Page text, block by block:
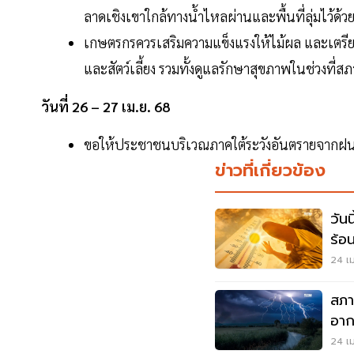
ลาดเชิงเขาใกล้ทางน้ำไหลผ่านและพื้นที่ลุ่มไว้ด้วย
เกษตรกรควรเสริมความแข็งแรงให้ไม้ผล และเ
และสัตว์เลี้ยง รวมทั้งดูแลรักษาสุขภาพในช่วงที่ส
วันที่ 26 – 27 เม.ย. 68
ขอให้ประชาชนบริเวณภาคใต้ระวังอันตรายจาก
ข่าวที่เกี่ยวข้อง
วัน
ร้อ
24 เ
สภ
อา
กร
24 เ